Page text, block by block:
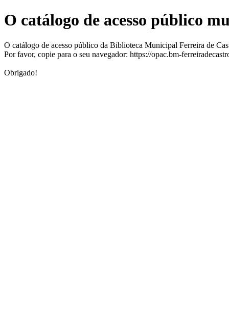
O catálogo de acesso público
O catálogo de acesso público da Biblioteca Municipal Ferreira de
Por favor, copie para o seu navegador: https://opac.bm-
Obrigado!